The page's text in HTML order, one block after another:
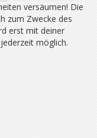
versäumen! Die
zum Zwecke des
erst mit deiner
möglich.